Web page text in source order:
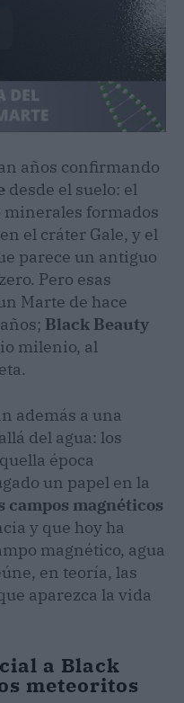
años confirmando
desde el suelo: el
formados
el cráter Gale, y el
parece un antiguo
Pero esas
Marte de hace
Black Beauty
milenio, al
además a una
del agua: los
época
un papel en la
campos magnéticos
y que hoy ha
magnético, agua
en teoría, las
aparezca la vida
a Black
meteoritos